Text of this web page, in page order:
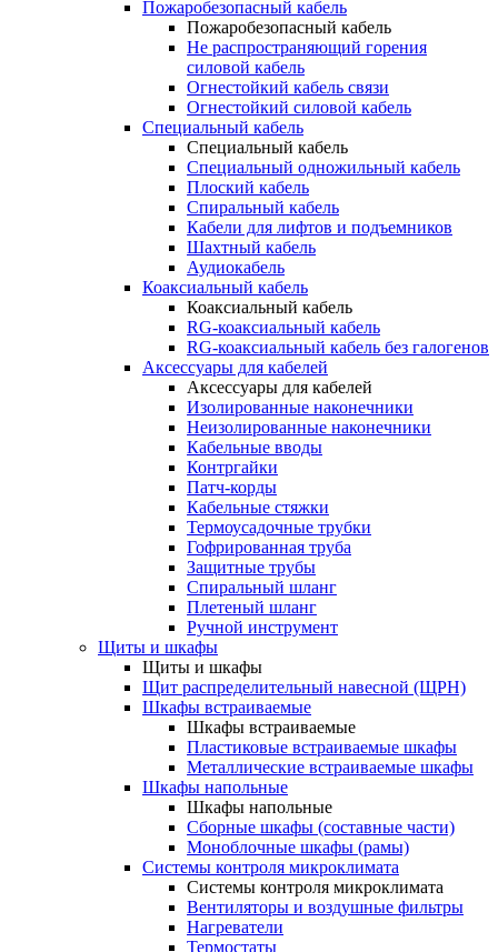
Пожаробезопасный кабель
Пожаробезопасный кабель
Не распространяющий горения
силовой кабель
Огнестойкий кабель связи
Огнестойкий силовой кабель
Специальный кабель
Специальный кабель
Специальный одножильный кабель
Плоский кабель
Спиральный кабель
Кабели для лифтов и подъемников
Шахтный кабель
Аудиокабель
Коаксиальный кабель
Коаксиальный кабель
RG-коаксиальный кабель
RG-коаксиальный кабель без галогенов
Аксессуары для кабелей
Аксессуары для кабелей
Изолированные наконечники
Неизолированные наконечники
Кабельные вводы
Контргайки
Патч-корды
Кабельные стяжки
Термоусадочные трубки
Гофрированная труба
Защитные трубы
Спиральный шланг
Плетеный шланг
Ручной инструмент
Щиты и шкафы
Щиты и шкафы
Щит распределительный навесной (ЩРН)
Шкафы встраиваемые
Шкафы встраиваемые
Пластиковые встраиваемые шкафы
Металлические встраиваемые шкафы
Шкафы напольные
Шкафы напольные
Сборные шкафы (составные части)
Моноблочные шкафы (рамы)
Системы контроля микроклимата
Системы контроля микроклимата
Вентиляторы и воздушные фильтры
Нагреватели
Термостаты